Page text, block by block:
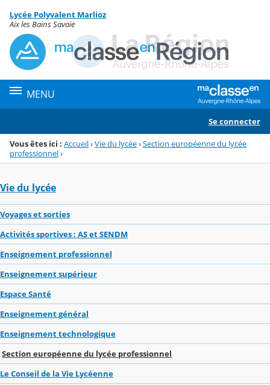
Menu de la rubrique
Contenu
Lycée Polyvalent Marlioz
Aix les Bains Savoie
MENU
Se connecter
Vous êtes ici : Accueil›Vie du lycée›Section européenne du lycée
professionnel›
Vie du lycée
Voyages et sorties
Activités sportives : AS et SENDM
Enseignement professionnel
Enseignement supérieur
Espace Santé
Enseignement général
Enseignement technologique
Section européenne du lycée professionnel
Le Conseil de la Vie Lycéenne